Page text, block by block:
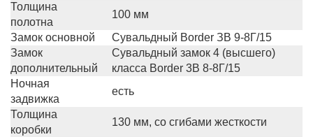
Толщина
полотна
100 мм
Замок основной
Сувальдный Border ЗВ 9-8Г/15
Замок
дополнительный
Сувальдный замок 4 (высшего)
класса Border 3В 8-8Г/15
Ночная
задвижка
есть
Толщина
коробки
130 мм, со сгибами жесткости